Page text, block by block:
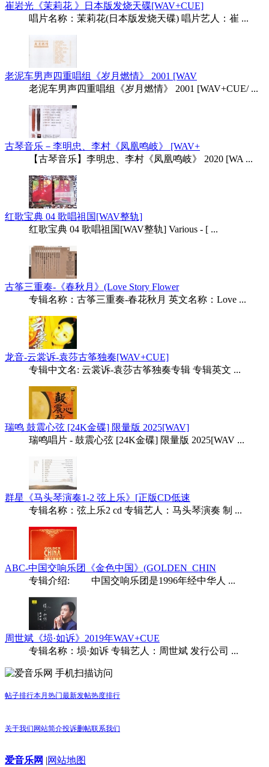
崔岩光《茉莉花 》日本版发烧天碟[WAV+CUE]
唱片名称：茉莉花(日本版发烧天碟) 唱片艺人：崔 ...
老泥车男声四重唱组《岁月燃情》 2001 [WAV
老泥车男声四重唱组《岁月燃情》 2001 [WAV+CUE/ ...
古琴音乐－李明忠、李村《凤凰鸣岐》 [WAV+
【古琴音乐】李明忠、李村《凤凰鸣岐》 2020 [WA ...
红歌宝典 04 歌唱祖国[WAV整轨]
红歌宝典 04 歌唱祖国[WAV整轨] Various - [ ...
古筝三重奏-《春秋月》(Love Story Flower
专辑名称：古筝三重奏-春花秋月 英文名称：Love ...
龙音-云裳诉-袁莎古筝独奏[WAV+CUE]
专辑中文名: 云裳诉-袁莎古筝独奏专辑 专辑英文 ...
瑞鸣 鼓震心弦 [24K金碟] 限量版 2025[WAV]
瑞鸣唱片 - 鼓震心弦 [24K金碟] 限量版 2025[WAV ...
群星《马头琴演奏1-2 弦上乐》[正版CD低速
专辑名称：弦上乐2 cd 专辑艺人：马头琴演奏 制 ...
ABC-中国交响乐团《金色中国》(GOLDEN_CHIN
专辑介绍: 中国交响乐团是1996年经中华人 ...
周世斌《埙·如诉》2019年WAV+CUE
专辑名称：埙·如诉 专辑艺人：周世斌 发行公司 ...
手机扫描访问
帖子排行本月热门最新发帖热度排行
关于我们 网站简介投诉删帖联系我们
爱音乐网 |网站地图